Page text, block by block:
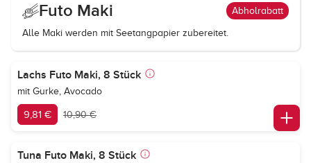
Futo Maki Abholrabatt
Alle Maki werden mit Seetangpapier zubereitet.
Lachs Futo Maki, 8 Stück
mit Gurke, Avocado
9,81 € 10,90 €
Tuna Futo Maki, 8 Stück